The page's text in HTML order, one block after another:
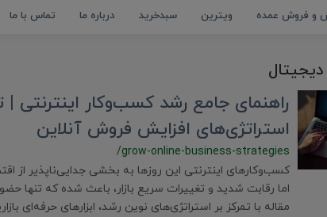
و فروش عمده ویترین سبدخرید درباره ما تماس با ما
دیجیتال
راهنمای جامع رشد کسب‌وکار اینترنتی |
استراتژی‌های افزایش فروش آنلاین
/grow-online-business-strategies
کسب‌وکارهای اینترنتی این روزها به بخشی جدایی‌ناپذیر از
اما رقابت شدید و تغییرات سریع بازار، باعث شده که تنها
مقاله با تمرکز بر استراتژی‌های نوین رشد، ابزارهای حرفه‌ای